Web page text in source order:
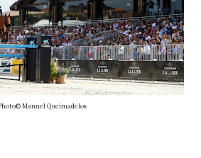
Photo© Manuel Queimadelos